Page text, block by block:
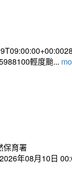
輕度颱...
保育署
年08月10日